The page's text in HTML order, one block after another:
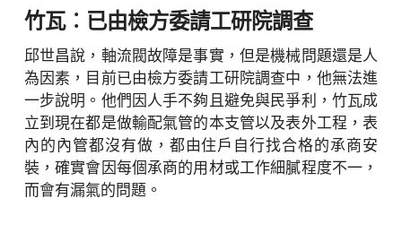
竹瓦︰已由檢方委請工研院調查
邱世昌說，軸流閥故障是事實，但是機械問題還是人
為因素，目前已由檢方委請工研院調查中，他無法進
一步說明。他們因人手不夠且避免與民爭利，竹瓦成
立到現在都是做輸配氣管的本支管以及表外工程，表
內的內管都沒有做，都由住戶自行找合格的承商安
裝，確實會因每個承商的用材或工作細膩程度不一，
而會有漏氣的問題。